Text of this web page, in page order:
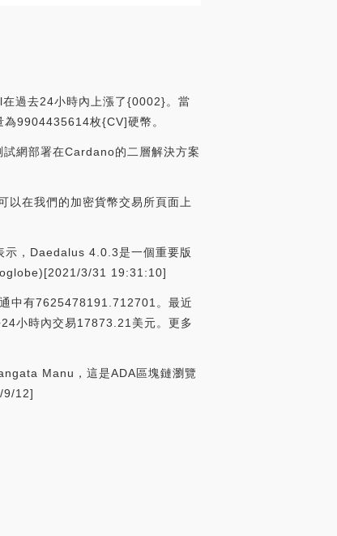
過去24小時內上漲了{0002}。當
9904435614枚{CV]硬幣。
網部署在Cardano的二層解決方案
在我們的加密貨幣交易所頁面上
，Daedalus 4.0.3是一個重要版
3/31 19:31:10]
中有7625478191.712701。最近
小時內交易17873.21美元。更多
Manu，這是ADA區塊鏈瀏覽
9/12]